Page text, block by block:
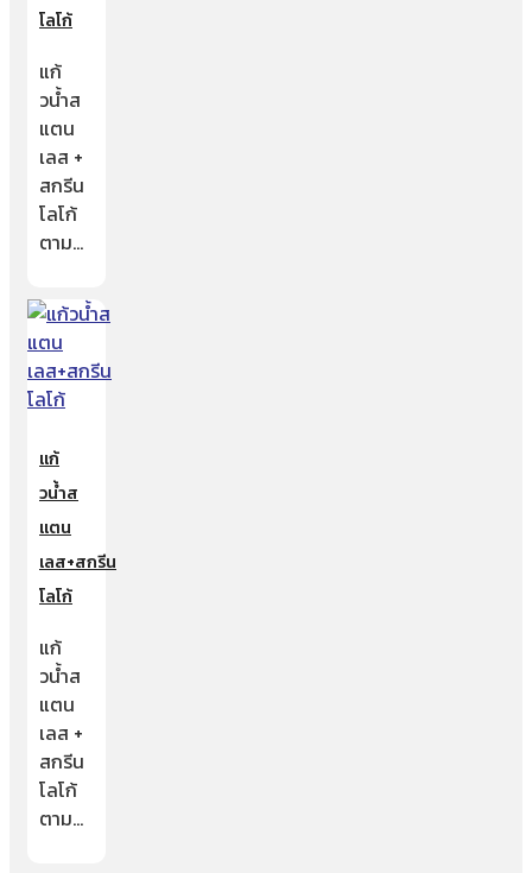
โลโก้
แก้
วน้ำส
แตน
เลส +
สกรีน
โลโก้
ตาม…
แก้
วน้ำส
แตน
เลส+สกรีน
โลโก้
แก้
วน้ำส
แตน
เลส +
สกรีน
โลโก้
ตาม…